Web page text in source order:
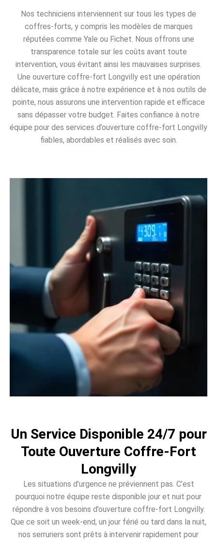
Nos techniciens interviennent sur tous les types de
coffres-forts, y compris les modèles de marques
réputées comme Yale ou Fichet. Nous offrons une
transparence totale sur les coûts avant toute
intervention, vous évitant ainsi les mauvaises surprises.
Une ouverture coffre-fort Longvilly est une opération
délicate, mais grâce à notre expérience et à nos outils de
pointe, nous assurons une intervention rapide et efficace
sans dépasser votre budget. Faites confiance à notre
équipe pour des services d’ouverture coffre-fort Longvilly
fiables, abordables et réalisés avec soin.
Un Service Disponible 24/7 pour
Toute Ouverture Coffre-Fort
Longvilly
Les situations d’urgence ne préviennent pas. C’est
pourquoi notre équipe reste disponible jour et nuit pour
répondre à vos besoins d’ouverture coffre-fort Longvilly.
Que ce soit un week-end, un jour férié ou tard dans la nuit,
nos serruriers sont prêts à intervenir rapidement pour